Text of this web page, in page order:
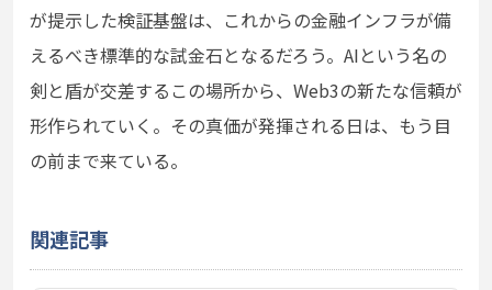
が提示した検証基盤は、これからの金融インフラが備
えるべき標準的な試金石となるだろう。AIという名の
剣と盾が交差するこの場所から、Web3の新たな信頼が
形作られていく。その真価が発揮される日は、もう目
の前まで来ている。
関連記事